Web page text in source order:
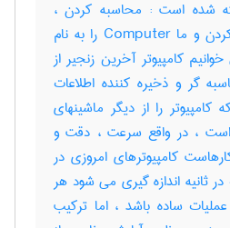
شده است : محاسبه کردن ،
تخمین زدن ، حساب کردن و ما Computer را به نام
کامپیوتر آخرین زنجیر از
گر و ذخیره کننده اطلاعات
را از دیگر ماشینهای
، در واقع سرعت ، دقت و
کامپیوترهای امروزی در
ثانیه اندازه گیری می شود هر
ساده باشد ، اما ترکیب